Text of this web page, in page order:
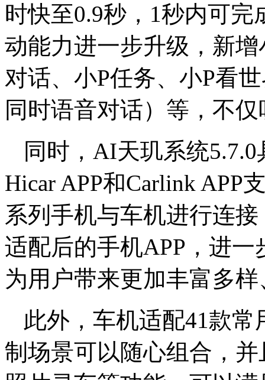
时快至0.9秒，1秒内可
动能力进一步升级，新
对话、小P任务、小P看
同时语音对话）等，不
同时，AI天玑系统
Hicar APP和Carlink APP
系列手机与车机进行连
适配后的手机APP，进
为用户带来更加丰富多
此外，车机适配41款
制场景可以随心组合，